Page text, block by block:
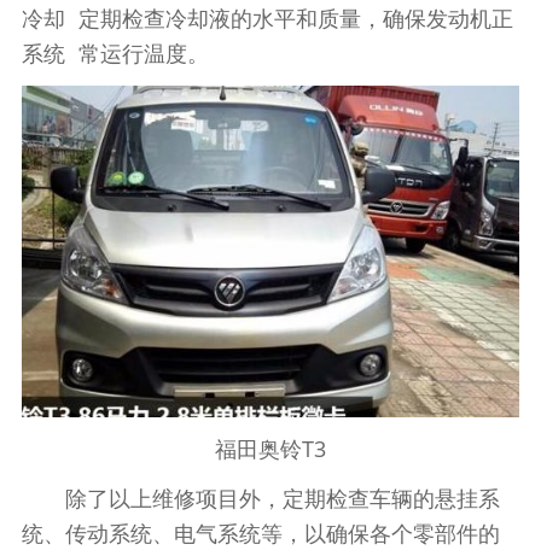
冷却
系统
定期检查冷却液的水平和质量，确保发动机正
常运行温度。
福田奥铃T3
除了以上维修项目外，定期检查车辆的悬挂系
统、传动系统、电气系统等，以确保各个零部件的